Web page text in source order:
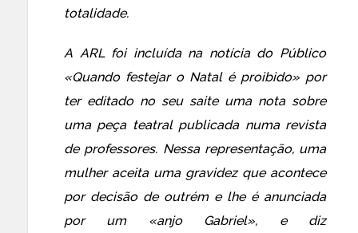
totalidade.
A ARL foi incluída na notícia do Público
«Quando festejar o Natal é proibido» por
ter editado no seu saite uma nota sobre
uma peça teatral publicada numa revista
de professores. Nessa representação, uma
mulher aceita uma gravidez que acontece
por decisão de outrém e lhe é anunciada
por um «anjo Gabriel», e diz